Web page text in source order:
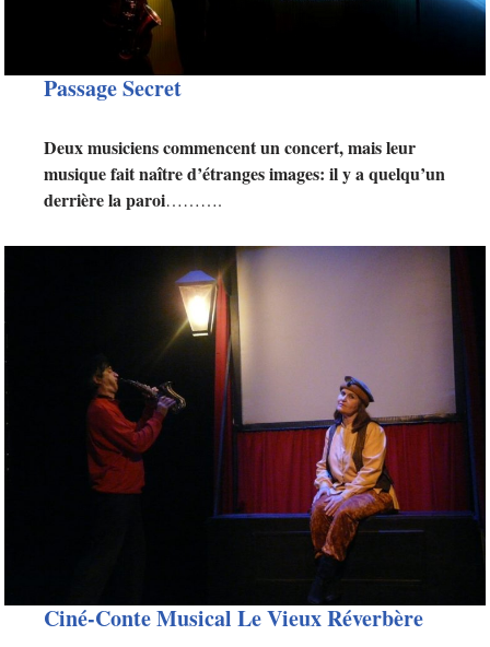
Passage Secret
Deux musiciens commencent un concert, mais leur
musique fait naître d’étranges images: il y a quelqu’un
derrière la paroi……….
Ciné-Conte Musical Le Vieux Réverbère